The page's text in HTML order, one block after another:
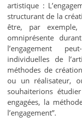
artistique :
structurant de la
être, par
omniprésente
l’engagement
individuelles de
méthodes de
ou un réalisateur,
souhaiterions
engagées, la
l’engagement”.